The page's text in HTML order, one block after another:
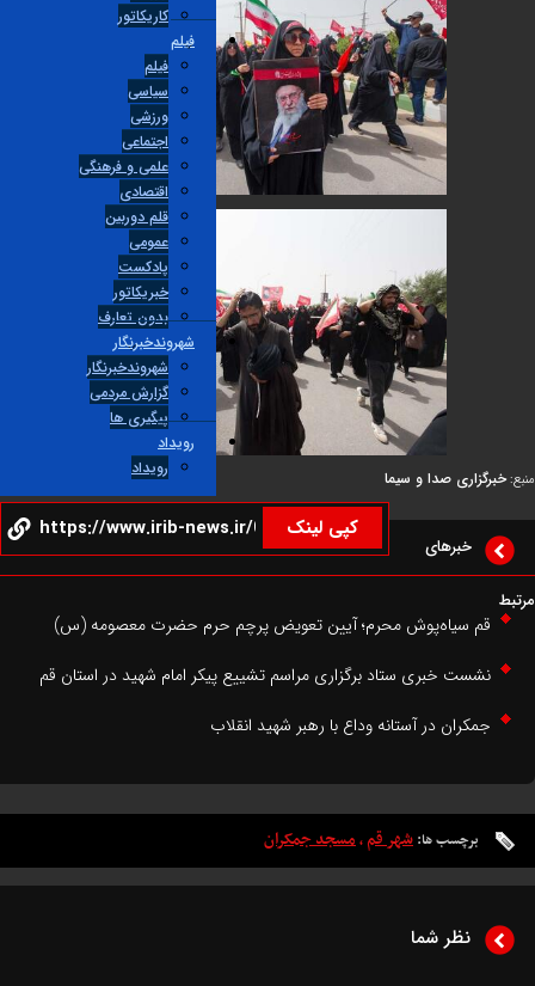
کاریکاتور
فیلم
سیاسی
ورزشی
اجتماعی
علمی و فرهنگی
اقتصادی
قلم دوربین
عمومی
پادکست
خبریکاتور
بدون تعارف
شهروندخبرنگار
شهروندخبرنگار
گزارش مردمی
پیگیری ها
رویداد
رویداد
صدا و سیما
کپی لینک
خبرهای
سیاه‌پوش محرم؛ آیین تعویض پرچم حرم حضرت معصومه (س)
خبری ستاد برگزاری مراسم تشییع پیکر امام شهید در استان قم
در آستانه وداع با رهبر شهید انقلاب
برچسب ها:شهر قم ،مسجد جمکران
نظر شما